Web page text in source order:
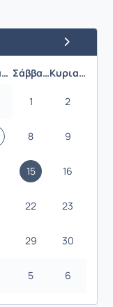
Επόμενος
Παρασκευή Σάββατο Κυριακή
1 2
8 9
15 16
22 23
29 30
5 6